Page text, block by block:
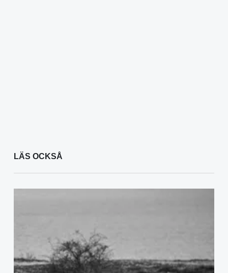
LÄS OCKSÅ